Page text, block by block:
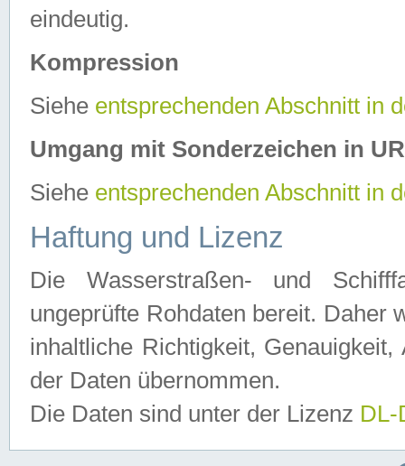
eindeutig.
Kompression
Siehe entsprechenden Abschnitt in
Umgang mit Sonderzeichen in
Siehe entsprechenden Abschnitt in
Haftung und Lizenz
Die Wasserstraßen- und
ungeprüfte Rohdaten bereit. Daher
inhaltliche Richtigkeit,
der Daten übernommen.
Die Daten sind unter der Lizenz